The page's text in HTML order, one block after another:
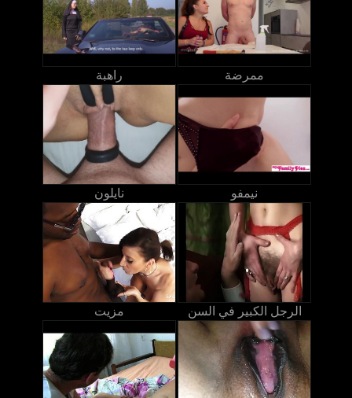
راهبة ممرضة
نايلون نيمفو
مزيت الرجل الكبير في السن